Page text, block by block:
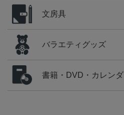
文房具
バラエティグッズ
書籍・DVD・カレン